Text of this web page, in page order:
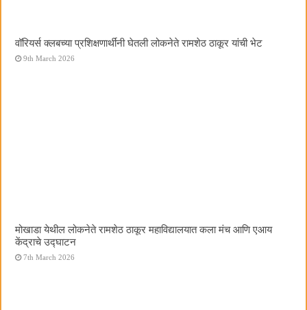
वॉरियर्स क्लबच्या प्रशिक्षणार्थींनी घेतली लोकनेते रामशेठ ठाकूर यांची भेट
9th March 2026
मोखाडा येथील लोकनेते रामशेठ ठाकूर महाविद्यालयात कला मंच आणि एआय
केंद्राचे उद्घाटन
7th March 2026